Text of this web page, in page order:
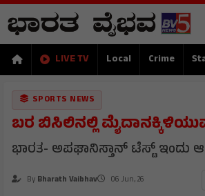
LIVE TV Local Crime
SPORTS NEWS
ಬರ ಬಿಸಿಲಿನಲ್ಲಿ
ಭಾರತ- ಅಪಘಾನಿಸ್ತಾನ್ ಟೆಸ್ಟ್ ಇಂದು
By Bharath Vaibhav 06 Jun, 26